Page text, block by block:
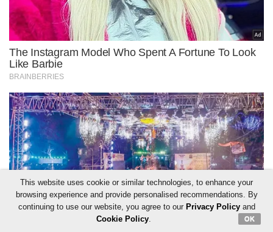
This website uses cookie or similar technologies, to enhance your
browsing experience and provide personalised recommendations. By
continuing to use our website, you agree to our Privacy Policyand
Cookie Policy. OK